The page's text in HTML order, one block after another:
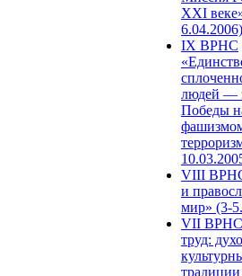
XXI
6.04.2006)
IX ВРНС
людей —
Победы
VIII
и
мир» (3-
VII ВРНС
труд: